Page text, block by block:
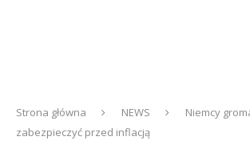
Strona główna NEWS
Niemcy
zabezpieczyć przed inflacją